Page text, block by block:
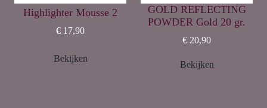
Highlighter Mousse 2
€ 17,90
Bekijken
GOLD REFLECTING
POWDER Gold 20 gr.
€ 20,90
Bekijken